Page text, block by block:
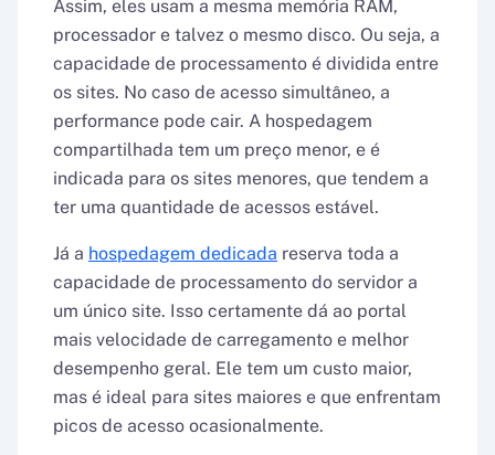
Assim, eles usam a mesma memória RAM,
processador e talvez o mesmo disco. Ou seja, a
capacidade de processamento é dividida entre
os sites. No caso de acesso simultâneo, a
performance pode cair. A hospedagem
compartilhada tem um preço menor, e é
indicada para os sites menores, que tendem a
ter uma quantidade de acessos estável.
Já a hospedagem dedicada reserva toda a
capacidade de processamento do servidor a
um único site. Isso certamente dá ao portal
mais velocidade de carregamento e melhor
desempenho geral. Ele tem um custo maior,
mas é ideal para sites maiores e que enfrentam
picos de acesso ocasionalmente.